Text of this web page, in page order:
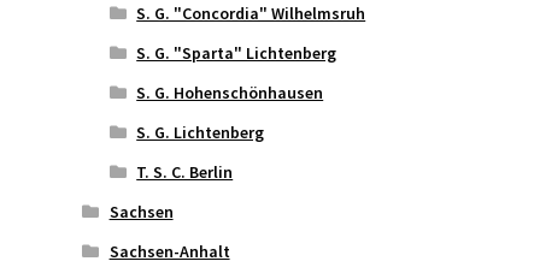
S. G. "Concordia" Wilhelmsruh
S. G. "Sparta" Lichtenberg
S. G. Hohenschönhausen
S. G. Lichtenberg
T. S. C. Berlin
Sachsen
Sachsen-Anhalt